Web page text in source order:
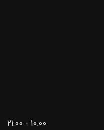
10.00 - 21.00